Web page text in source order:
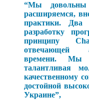
“Мы
расширяемся,
практики. Два
разработку
принципу
отвечающей
времени. Мы
талантливая
качественному
достойной
Украине”,